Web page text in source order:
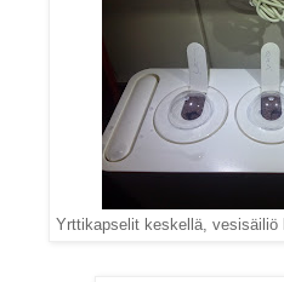
Yrttikapselit keskellä,